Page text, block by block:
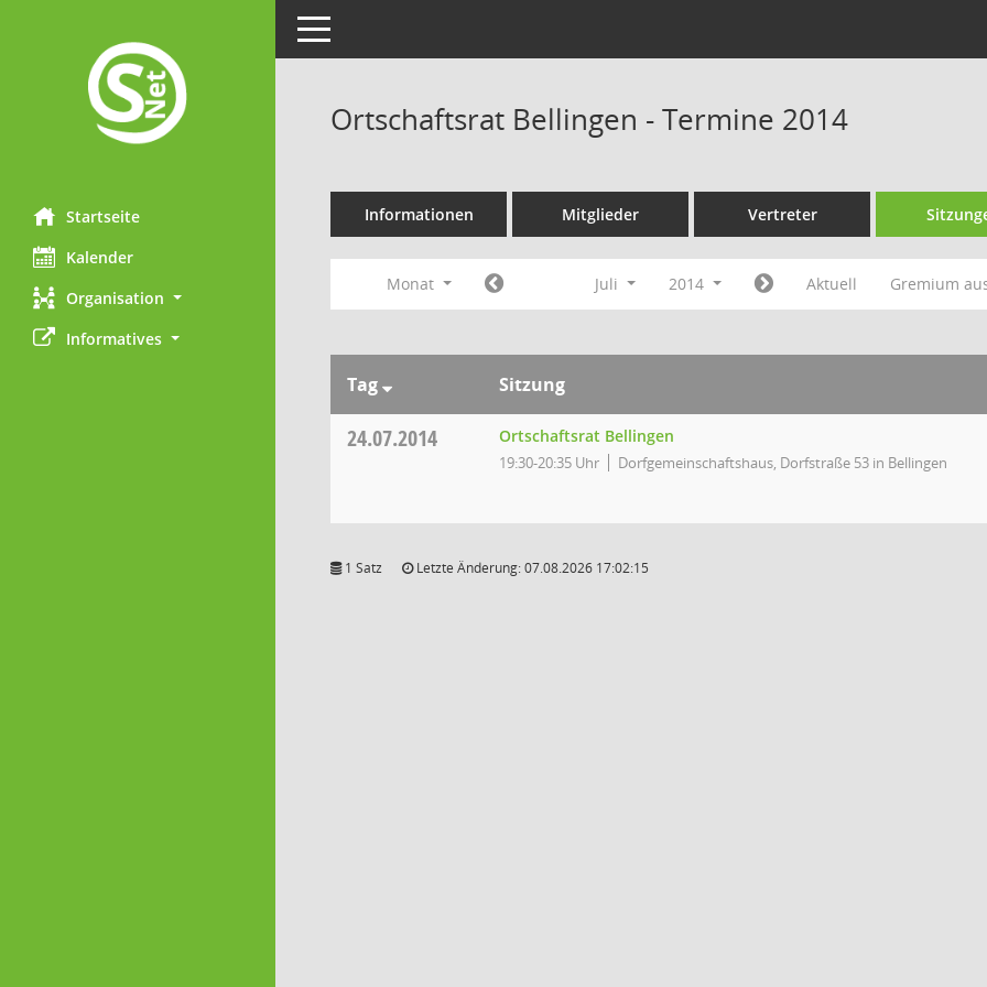
Startseite
Kalender
Organisation
Informatives
Toggle navigation
Ortschaftsrat Bellingen - Termine 2014
Informationen Mitglieder Vertreter
Monat Juli 2014 Aktuell Gremium
Tag Sitzung
24.07.2014 Ortschaftsrat Bellingen
19:30-20:35 Uhr Dorfgemeinschaftshaus, Dorfstraße 53 in Bellingen
1 Satz Letzte Änderung: 07.08.2026 17:02:15